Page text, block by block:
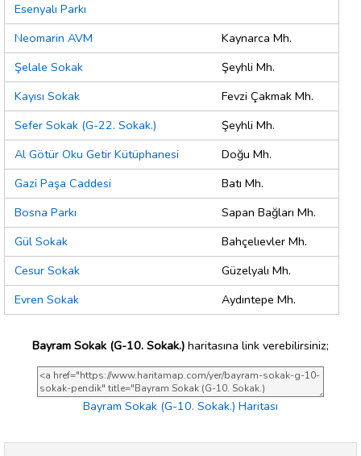
Esenyalı Parkı
Neomarin AVM
Kaynarca Mh.
Şelale Sokak
Şeyhli Mh.
Kayısı Sokak
Fevzi Çakmak Mh.
Sefer Sokak (G-22. Sokak.)
Şeyhli Mh.
Al Götür Oku Getir Kütüphanesi
Doğu Mh.
Gazi Paşa Caddesi
Batı Mh.
Bosna Parkı
Sapan Bağları Mh.
Gül Sokak
Bahçelıevler Mh.
Cesur Sokak
Güzelyalı Mh.
Evren Sokak
Aydıntepe Mh.
Bayram Sokak (G-10. Sokak.) haritasına link verebilirsiniz;
Bayram Sokak (G-10. Sokak.) Haritası